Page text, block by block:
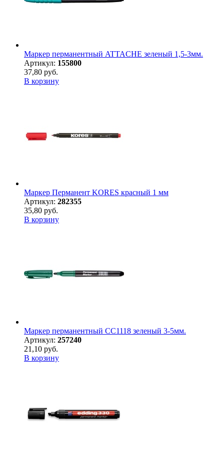
Маркер перманентный ATTACHE зеленый 1,5-3мм.
Артикул: 155800
37,80 руб.
В корзину
Маркер Перманент KORES красный 1 мм
Артикул: 282355
35,80 руб.
В корзину
Маркер перманентный CC1118 зеленый 3-5мм.
Артикул: 257240
21,10 руб.
В корзину